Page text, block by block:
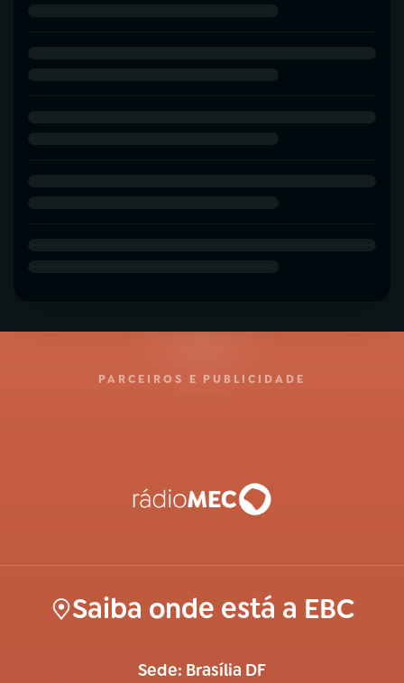
PARCEIROS E PUBLICIDADE
Saiba onde está a EBC
Sede: Brasília DF